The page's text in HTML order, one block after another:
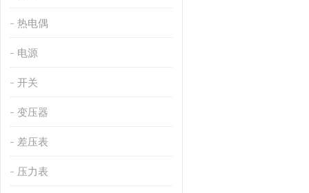
热电偶
电源
开关
变压器
差压表
压力表